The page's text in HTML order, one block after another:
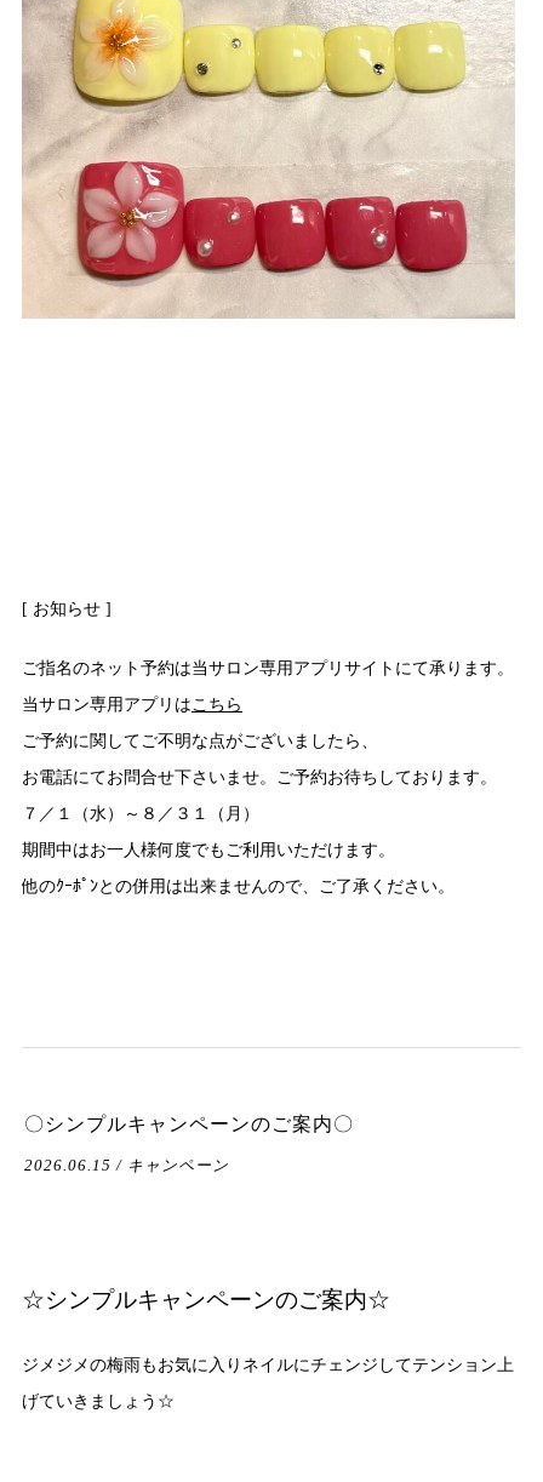
[ お知らせ ]
ご指名のネット予約は当サロン専用アプリサイトにて承ります。
当サロン専用アプリはこちら
ご予約に関してご不明な点がございましたら、
お電話にてお問合せ下さいませ。ご予約お待ちしております。
７／１（水）～８／３１（月）
期間中はお一人様何度でもご利用いただけます。
他のｸｰﾎﾟﾝとの併用は出来ませんので、ご了承ください。
〇シンプルキャンペーンのご案内〇
2026.06.15 / キャンペーン
☆シンプルキャンペーンのご案内☆
ジメジメの梅雨もお気に入りネイルにチェンジしてテンション上
げていきましょう☆